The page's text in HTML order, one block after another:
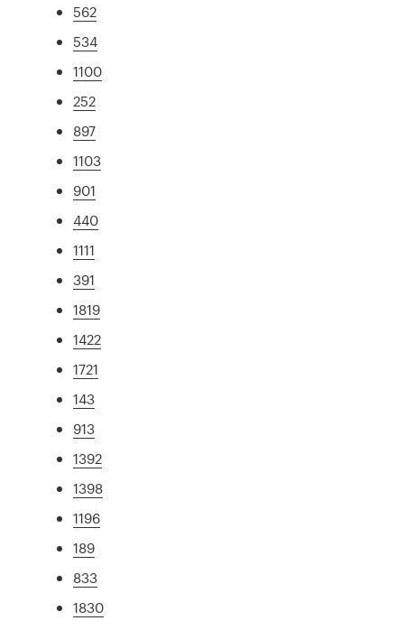
562
534
1100
252
897
1103
901
440
1111
391
1819
1422
1721
143
913
1392
1398
1196
189
833
1830